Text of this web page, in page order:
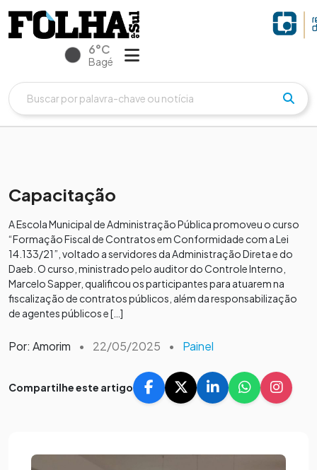
6°C
Bagé
Capacitação
A Escola Municipal de Administração Pública promoveu o curso
“Formação Fiscal de Contratos em Conformidade com a Lei
14.133/21”, voltado a servidores da Administração Direta e do
Daeb. O curso, ministrado pelo auditor do Controle Interno,
Marcelo Sapper, qualificou os participantes para atuarem na
fiscalização de contratos públicos, além da responsabilização
de agentes públicos e […]
Por: Amorim • 22/05/2025 • Painel
Compartilhe este artigo